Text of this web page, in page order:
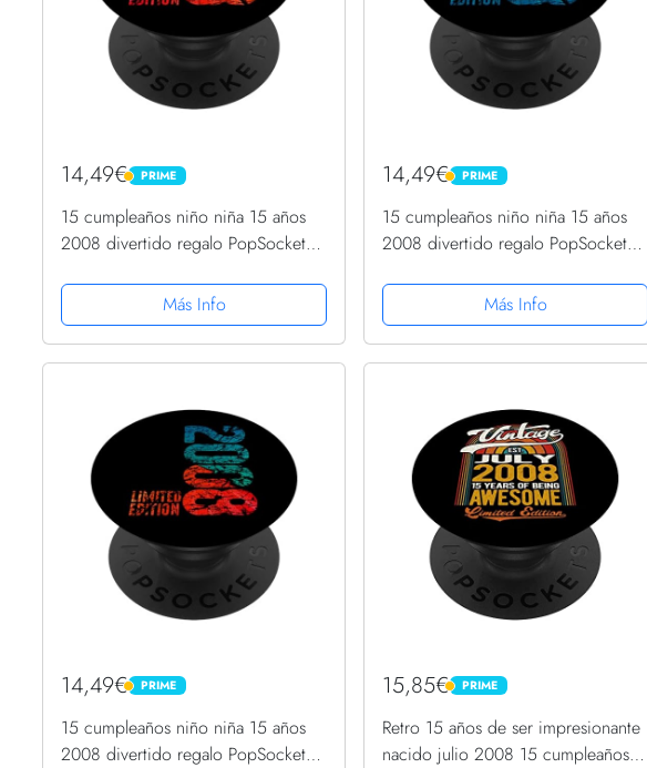
14,49€ PRIME
PRIME
15 cumpleaños niño niña 15 años
2008 divertido regalo PopSockets
Más Info
14,49€ PRIME
PRIME
15 cumpleaños niño niña 15 años
2008 divertido regalo PopSockets
Más Info
14,49€ PRIME
PRIME
15 cumpleaños niño niña 15 años
2008 divertido regalo PopSockets
15,85€ PRIME
PRIME
Retro 15 años de ser impresionante
nacido julio 2008 15 cumpleaños